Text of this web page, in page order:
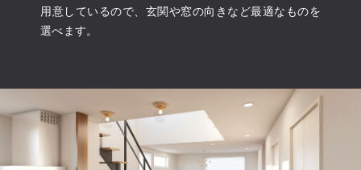
用意しているので、玄関や窓の向きなど最適なものを
選べます。